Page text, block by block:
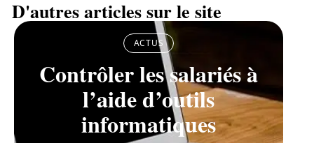
D'autres articles sur le site
ACTUS
Contrôler les salariés à
l’aide d’outils
informatiques